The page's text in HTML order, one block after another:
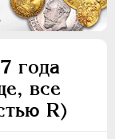
года
все
R)